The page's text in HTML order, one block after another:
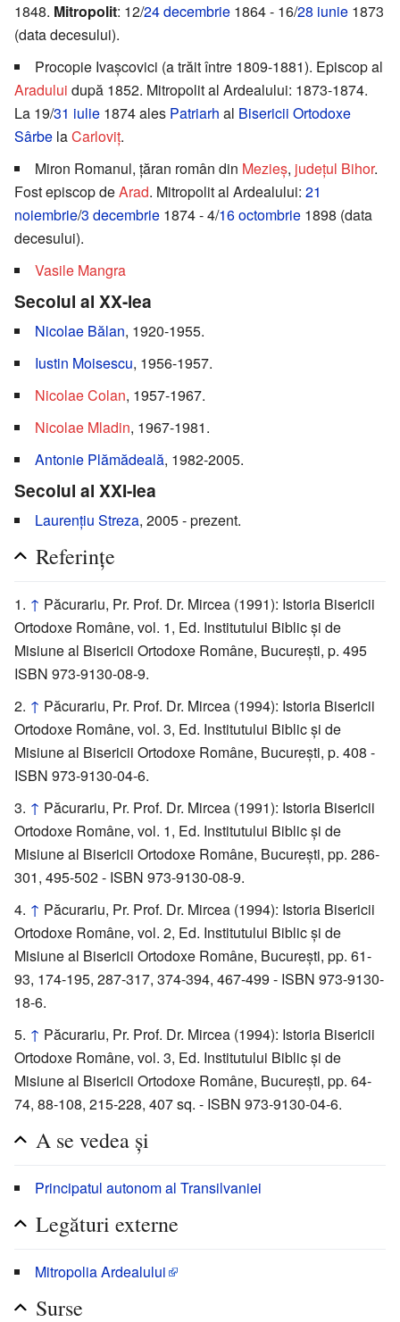
1848. Mitropolit: 12/24 decembrie 1864 - 16/28 iunie 1873
(data decesului).
Procopie Ivașcovici (a trăit între 1809-1881). Episcop al
Aradului după 1852. Mitropolit al Ardealului: 1873-1874.
La 19/31 iulie 1874 ales Patriarh al Bisericii Ortodoxe
Sârbe laCarloviț.
Miron Romanul, țăran român din Mezieș, județul Bihor.
Fost episcop deArad. Mitropolit al Ardealului: 21
noiembrie/3 decembrie 1874 - 4/16 octombrie 1898 (data
decesului).
Vasile Mangra
Secolul al XX-lea
Nicolae Bălan, 1920-1955.
Iustin Moisescu, 1956-1957.
Nicolae Colan, 1957-1967.
Nicolae Mladin, 1967-1981.
Antonie Plămădeală, 1982-2005.
Secolul al XXI-lea
Laurențiu Streza, 2005 - prezent.
Referințe
↑ Păcurariu, Pr. Prof. Dr. Mircea (1991): Istoria Bisericii
Ortodoxe Române, vol. 1, Ed. Institutului Biblic și de
Misiune al Bisericii Ortodoxe Române, București, p. 495
ISBN 973-9130-08-9.
↑ Păcurariu, Pr. Prof. Dr. Mircea (1994): Istoria Bisericii
Ortodoxe Române, vol. 3, Ed. Institutului Biblic și de
Misiune al Bisericii Ortodoxe Române, București, p. 408 -
ISBN 973-9130-04-6.
↑ Păcurariu, Pr. Prof. Dr. Mircea (1991): Istoria Bisericii
Ortodoxe Române, vol. 1, Ed. Institutului Biblic și de
Misiune al Bisericii Ortodoxe Române, București, pp. 286-
301, 495-502 - ISBN 973-9130-08-9.
↑ Păcurariu, Pr. Prof. Dr. Mircea (1994): Istoria Bisericii
Ortodoxe Române, vol. 2, Ed. Institutului Biblic și de
Misiune al Bisericii Ortodoxe Române, București, pp. 61-
93, 174-195, 287-317, 374-394, 467-499 - ISBN 973-9130-
18-6.
↑ Păcurariu, Pr. Prof. Dr. Mircea (1994): Istoria Bisericii
Ortodoxe Române, vol. 3, Ed. Institutului Biblic și de
Misiune al Bisericii Ortodoxe Române, București, pp. 64-
74, 88-108, 215-228, 407 sq. - ISBN 973-9130-04-6.
A se vedea și
Principatul autonom al Transilvaniei
Legături externe
Mitropolia Ardealului
Surse